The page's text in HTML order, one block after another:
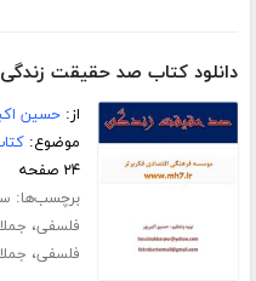
دانلود کتاب صد حقیقت زندگی
از:حسین
موضوع:
۲۴ صفحه
برچسب‌ها:
فلسفی،
فلسفی،